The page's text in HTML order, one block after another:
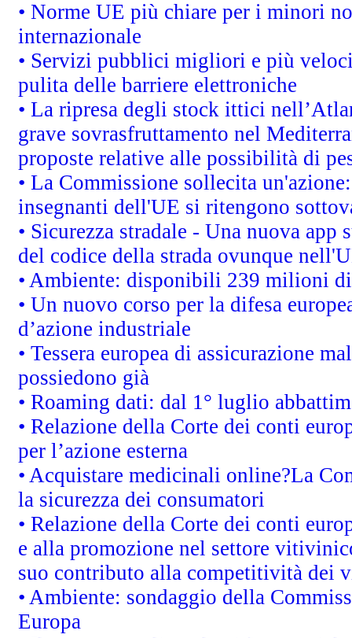
• Norme UE più chiare per i minori
internazionale
• Servizi pubblici migliori e più
pulita delle barriere elettroniche
• La ripresa degli stock ittici
grave sovrasfruttamento nel
proposte relative alle possibilità di
• La Commissione sollecita
insegnanti dell'UE si ritengono
• Sicurezza stradale - Una nuova
del codice della strada ovunque
• Ambiente: disponibili 239 milioni
• Un nuovo corso per la difesa
d’azione industriale
• Tessera europea di assicurazione
possiedono già
• Roaming dati: dal 1° luglio
• Relazione della Corte dei conti
per l’azione esterna
• Acquistare medicinali online?La
la sicurezza dei consumatori
• Relazione della Corte dei conti
e alla promozione nel settore
suo contributo alla competitività dei
• Ambiente: sondaggio della
Europa